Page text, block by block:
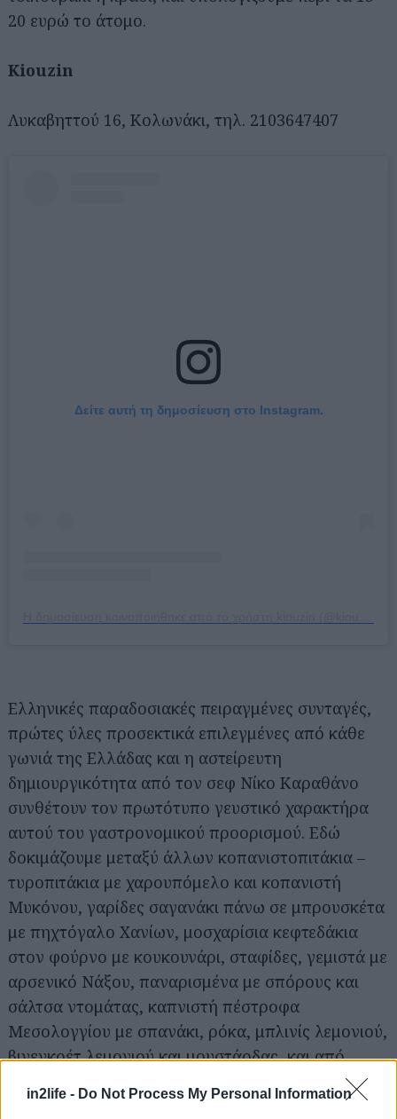
in2life - Do Not Process My Personal Information
20 ευρώ το άτομο.
Kiouzin
Λυκαβηττού 16, Κολωνάκι, τηλ. 2103647407
Δείτε αυτή τη δημοσίευση στο Instagram.
Eλληνικές παραδοσιακές πειραγμένες συνταγές,
πρώτες ύλες προσεκτικά επιλεγμένες από κάθε
γωνιά της Ελλάδας και η αστείρευτη
δημιουργικότητα από τον σεφ Νίκο Καραθάνο
συνθέτουν τον πρωτότυπο γευστικό χαρακτήρα
αυτού του γαστρονομικού προορισμού. Εδώ
δοκιμάζουμε μεταξύ άλλων κοπανιστοπιτάκια –
τυροπιτάκια με χαρουπόμελο και κοπανιστή
Μυκόνου, γαρίδες σαγανάκι πάνω σε μπρουσκέτα
με πηχτόγαλο Χανίων, μοσχαρίσια κεφτεδάκια
στον φούρνο με κουκουνάρι, σταφίδες, γεμιστά με
αρσενικό Νάξου, παναρισμένα με σπόρους και
σάλτσα ντομάτας, καπνιστή πέστροφα
Μεσολογγίου με σπανάκι, ρόκα, μπλινίς λεμονιού,
βινεγκρέτ λεμονιού και μουστάρδας, και από
κυρίως, ψαρονέφρι με γλυκοπικάντικη σάλτσα,
μεσογειακή σαλάτα και πατάτα ψητή με